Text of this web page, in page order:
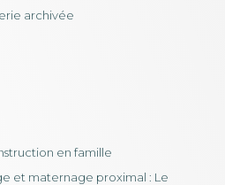
archivée
en famille
et maternage proximal : Le